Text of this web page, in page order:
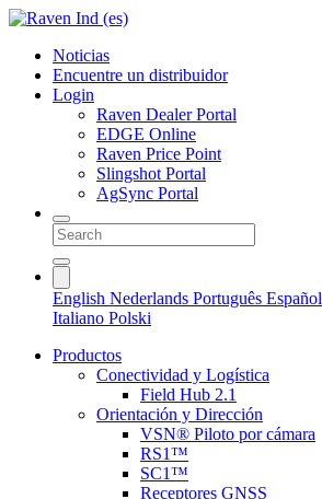
Noticias
Encuentre un distribuidor
Login
Raven Dealer Portal
EDGE Online
Raven Price Point
Slingshot Portal
AgSync Portal
English Nederlands Português Español
Italiano Polski
Productos
Conectividad y Logística
Field Hub 2.1
Orientación y Dirección
VSN® Piloto por cámara
RS1™
SC1™
Receptores GNSS